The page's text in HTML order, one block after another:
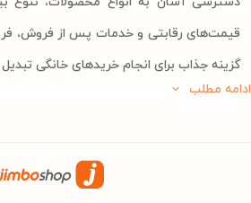
قیمت‌های رقابتی و خدمات پس از فروش،
گزینه جذاب برای انجام خریدهای خانگی
بهترین انواع یخچال و فریزر در فروشگاه
ادامه مطلب